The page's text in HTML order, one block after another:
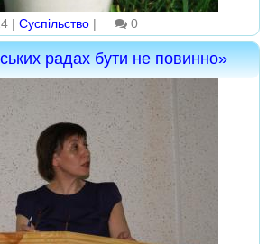
| Суспільство | 0
радах бути не повинно»